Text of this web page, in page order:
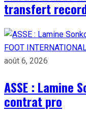
transfert
FOOT
août 6, 2026
ASSE : Lamine
contrat pro